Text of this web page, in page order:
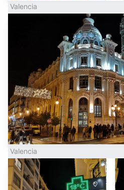
Valencia
Valencia